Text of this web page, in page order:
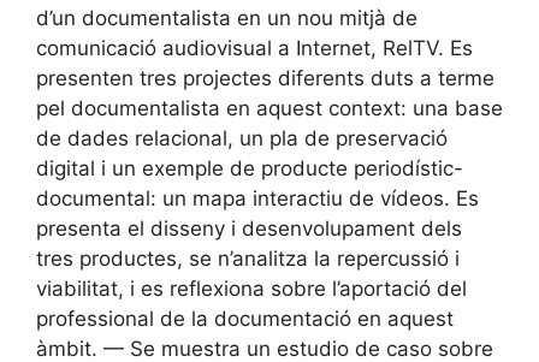
d’un documentalista en un nou mitjà de
comunicació audiovisual a Internet, RelTV. Es
presenten tres projectes diferents duts a terme
pel documentalista en aquest context: una base
de dades relacional, un pla de preservació
digital i un exemple de producte periodístic-
documental: un mapa interactiu de vídeos. Es
presenta el disseny i desenvolupament dels
tres productes, se n’analitza la repercussió i
viabilitat, i es reflexiona sobre l’aportació del
professional de la documentació en aquest
àmbit. — Se muestra un estudio de caso sobre